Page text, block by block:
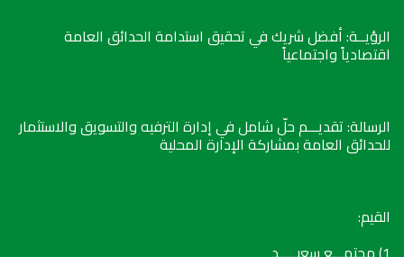
الرؤيــة: أفضل شريك في تحقيق استدامة الحدائق العامة
اقتصادياً واجتماعياً
الرسالة: تقديـــم حلّ شامل في إدارة الترفيه والتسويق والاستثمار
للحدائق العامة بمشاركة الإدارة المحلية
القيم: